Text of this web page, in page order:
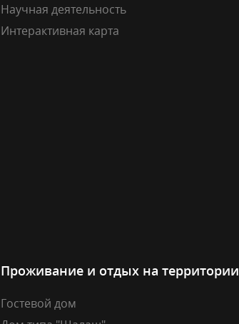
Научная деятельность
Интерактивная карта
Проживание и отдых на территории
Гостевой дом